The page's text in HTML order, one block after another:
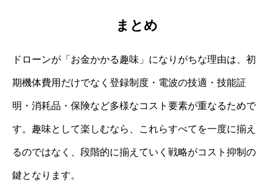
まとめ
ドローンが「お金かかる趣味」になりがちな理由は、初
期機体費用だけでなく登録制度・電波の技適・技能証
明・消耗品・保険など多様なコスト要素が重なるためで
す。趣味として楽しむなら、これらすべてを一度に揃え
るのではなく、段階的に揃えていく戦略がコスト抑制の
鍵となります。